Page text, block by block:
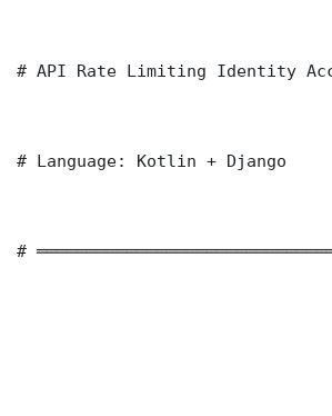
# API Rate Limiting Identity
# Language: Kotlin + Django
#